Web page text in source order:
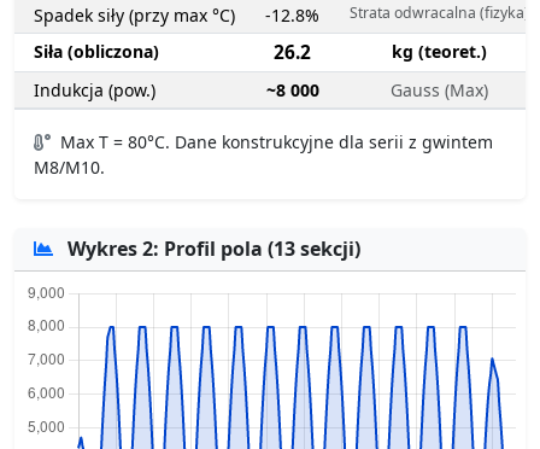
Spadek siły (przy max °C) -12.8% Strata odwracalna (fizyka)
Siła (obliczona) 26.2
kg (teoret.)
Indukcja (pow.)
~8 000 Gauss (Max)
Max T = 80°C. Dane konstrukcyjne dla serii z gwintem
M8/M10.
Wykres 2: Profil pola (13 sekcji)